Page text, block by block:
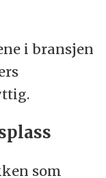
i bransjen
som